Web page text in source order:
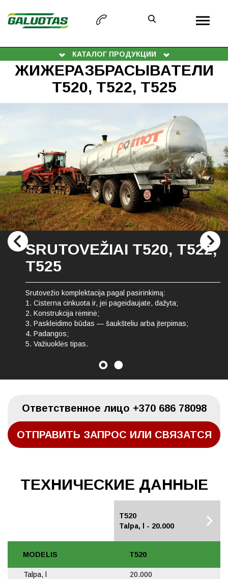
КАТАЛОГ ПРОДУКЦИИ
ЖИЖЕРАЗБРАСЫВАТЕЛИ
T520, T522, T525
SRUTOVEŽIAI T520, T522,
T525
Srutovežio komplektacija pagal pasirinkimą:
1. Cisterna cinkuota ir, jei pageidaujate, dažyta;
2. Konstrukcija rėminė;
3. Paskleidimo būdas — šaukšteliu arba įterpimas;
4. Padangos;
5. Važiuoklės tipas.
Oтветственное лицо +370 686 78098
ОТПРАВИТЬ ЗАПРОС ИЛИ СВЯЗАТСЯ
TЕХНИЧЕСКИЕ ДАННЫЕ
MODELIS
Talpa, l
T520
20.000
T520
Talpa, l - 20.000